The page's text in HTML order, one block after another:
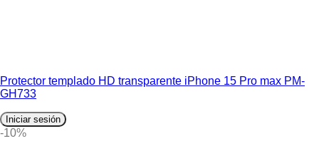
Protector templado HD transparente iPhone 15 Pro max PM-
GH733
Iniciar sesión
-10%